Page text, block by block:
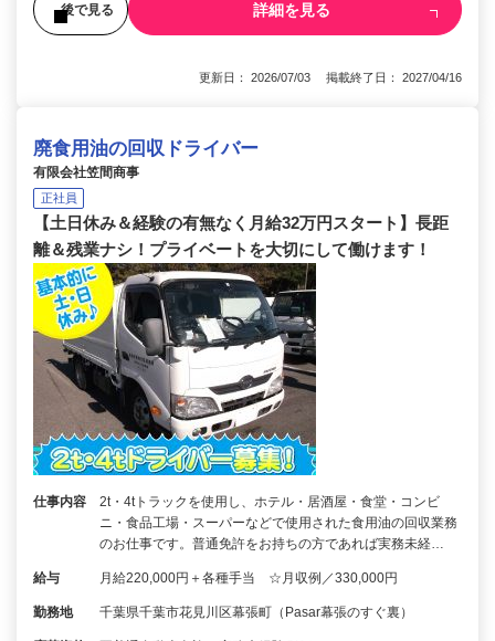
後で見る 詳細を見る
更新日： 2026/07/03 掲載終了日： 2027/04/16
廃食用油の回収ドライバー
有限会社笠間商事
正社員
【土日休み＆経験の有無なく月給32万円スタート】長距
離＆残業ナシ！プライベートを大切にして働けます！
仕事内容
2t・4tトラックを使用し、ホテル・居酒屋・食堂・コンビ
ニ・食品工場・スーパーなどで使用された食用油の回収業務
のお仕事です。普通免許をお持ちの方であれば実務未経…
給与 月給220,000円＋各種手当 ☆月収例／330,000円
勤務地 千葉県千葉市花見川区幕張町（Pasar幕張のすぐ裏）